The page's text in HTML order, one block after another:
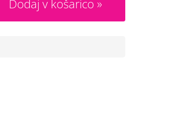
Dodaj v košarico